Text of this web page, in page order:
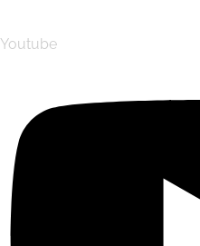
Youtube